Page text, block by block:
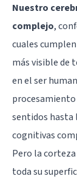
Nuestro
complejo,
cuales
más visible de
en el ser
sentidos hasta
cognitivas
Pero la
toda su